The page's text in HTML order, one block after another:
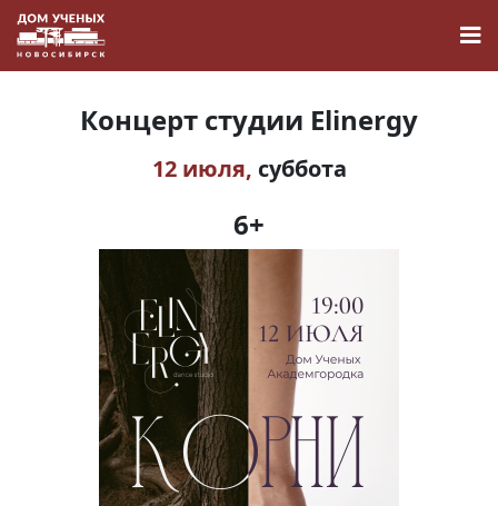
Наука
О Доме учёных
Виртуальный тур
Контакты
Концерт студии Elinergy
12 июля, суббота
6+